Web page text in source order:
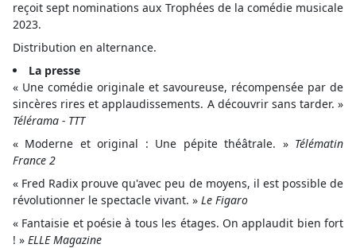
reçoit sept nominations aux Trophées de la comédie musicale
2023.
Distribution en alternance.
La presse
« Une comédie originale et savoureuse, récompensée par de
sincères rires et applaudissements. A découvrir sans tarder. »
Télérama - TTT
« Moderne et original : Une pépite théâtrale. » Télématin
France 2
« Fred Radix prouve qu'avec peu de moyens, il est possible de
révolutionner le spectacle vivant. » Le Figaro
« Fantaisie et poésie à tous les étages. On applaudit bien fort
! » ELLE Magazine